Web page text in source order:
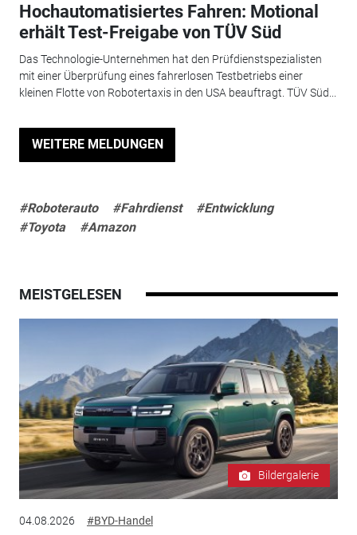
Hochautomatisiertes Fahren: Motional
erhält Test-Freigabe von TÜV Süd
Das Technologie-Unternehmen hat den Prüfdienstspezialisten
mit einer Überprüfung eines fahrerlosen Testbetriebs einer
kleinen Flotte von Robotertaxis in den USA beauftragt. TÜV Süd...
WEITERE MELDUNGEN
#Roboterauto #Fahrdienst
#Entwicklung
#Toyota
#Amazon
MEISTGELESEN
Bildergalerie
04.08.2026 #BYD-Handel